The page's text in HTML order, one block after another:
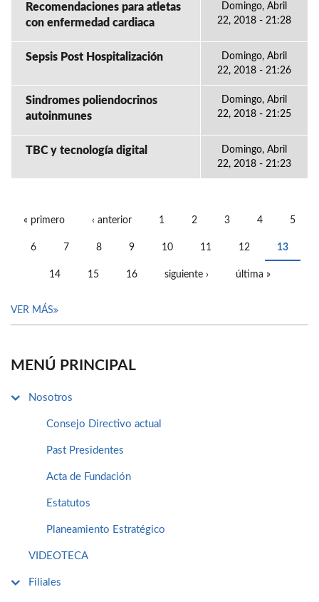
Recomendaciones para atletas
con enfermedad cardiaca
Domingo, Abril
22, 2018 - 21:28
Sepsis Post Hospitalización
Domingo, Abril
22, 2018 - 21:26
Sindromes poliendocrinos
autoinmunes
Domingo, Abril
22, 2018 - 21:25
TBC y tecnología digital
Domingo, Abril
22, 2018 - 21:23
« primero ‹ anterior 1 2 3 4 5
6 7 8 9 10 11 12 13
14 15 16 siguiente › última »
VER MÁS
MENÚ PRINCIPAL
Nosotros
Consejo Directivo actual
Past Presidentes
Acta de Fundación
Estatutos
Planeamiento Estratégico
VIDEOTECA
Filiales